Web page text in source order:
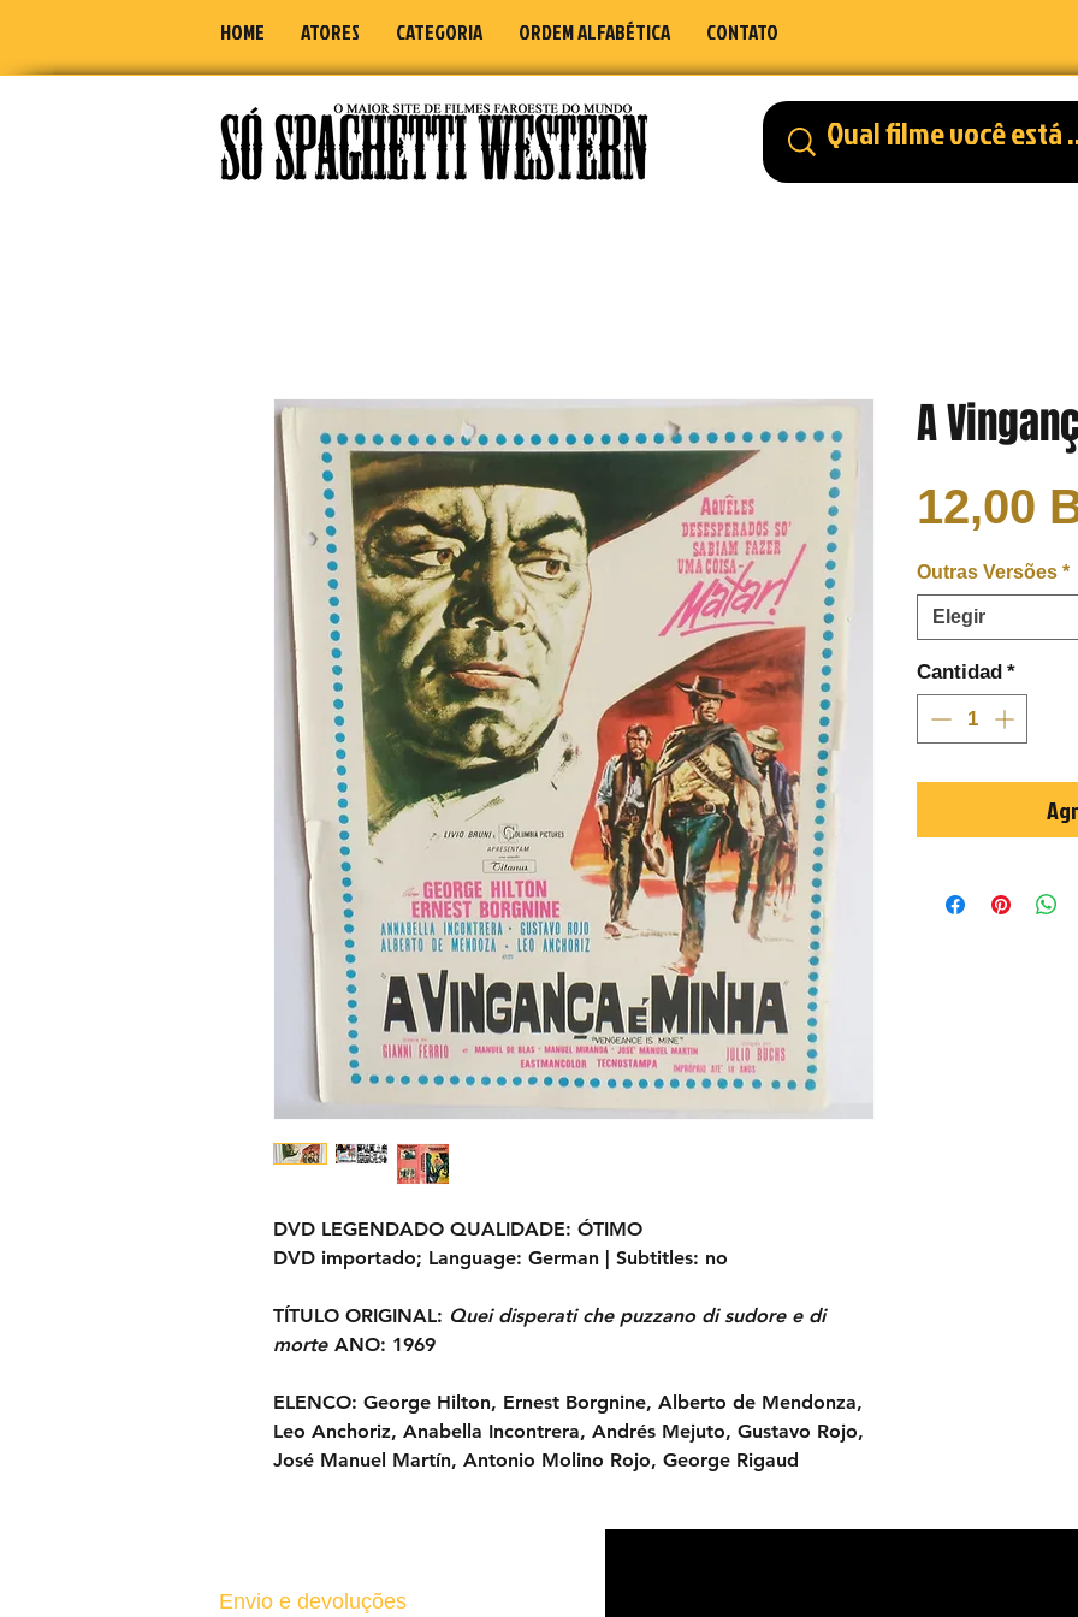
HOME ATORES CATEGORIA ORDEM ALFABÉTICA CONTATO
DVD LEGENDADO QUALIDADE: ÓTIMO
DVD importado; Language: German | Subtitles: no
TÍTULO ORIGINAL: Quei disperati che puzzano di sudore e di
morte ANO: 1969
ELENCO: George Hilton, Ernest Borgnine, Alberto de Mendonza,
Leo Anchoriz, Anabella Incontrera, Andrés Mejuto, Gustavo Rojo,
José Manuel Martín, Antonio Molino Rojo, George Rigaud
A
12,00
Outras Versões *
Elegir
Cantidad *
Envio e devoluções